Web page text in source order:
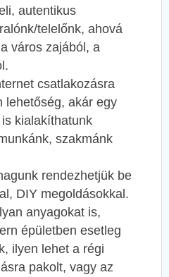
autentikus
telelőnk, ahová
város zajából, a
csatlakozásra
lehetőség, akár egy
kialakíthatunk
szakmánk
rendezhetjük be
DIY megoldásokkal.
anyagokat is,
épületben esetleg
ilyen lehet a régi
pakolt, vagy az